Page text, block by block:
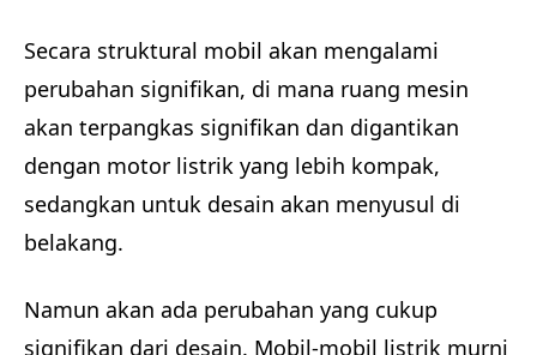
Secara struktural mobil akan mengalami
perubahan signifikan, di mana ruang mesin
akan terpangkas signifikan dan digantikan
dengan motor listrik yang lebih kompak,
sedangkan untuk desain akan menyusul di
belakang.
Namun akan ada perubahan yang cukup
signifikan dari desain. Mobil-mobil listrik murni